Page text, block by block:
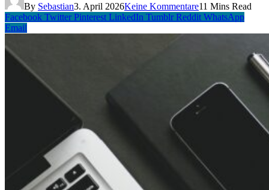
By Sebastian3. April 2026Keine Kommentare11 Mins Read
Facebook Twitter Pinterest LinkedIn Tumblr Reddit WhatsApp
Email